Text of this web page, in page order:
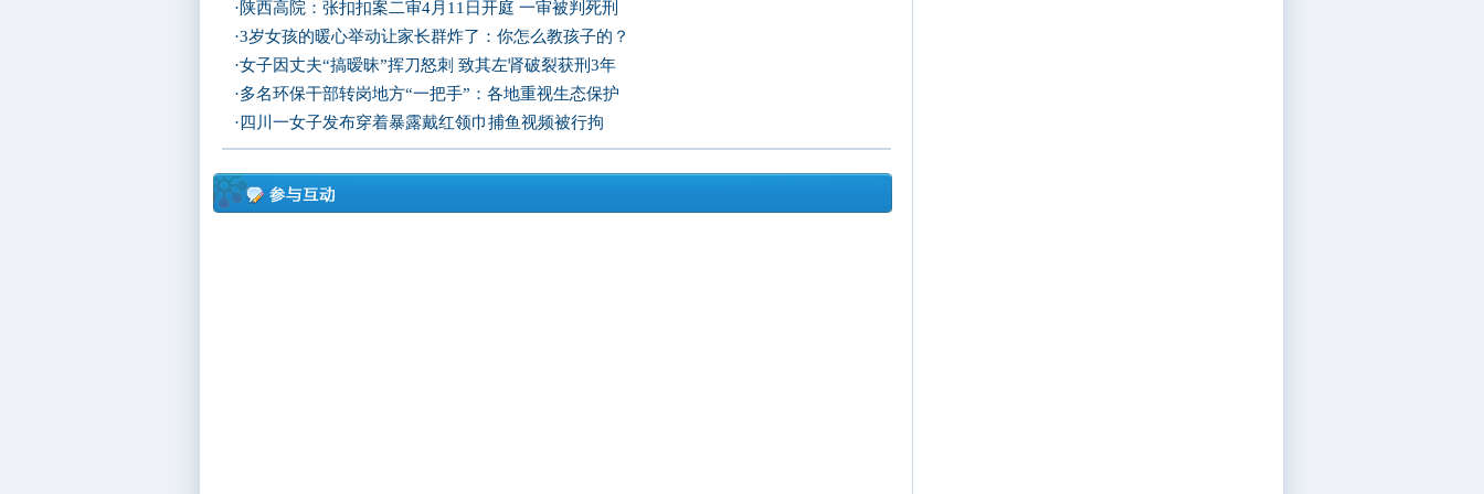
·陕西高院：张扣扣案二审4月11日开庭 一审被判死刑
·3岁女孩的暖心举动让家长群炸了：你怎么教孩子的？
·女子因丈夫“搞暧昧”挥刀怒刺 致其左肾破裂获刑3年
·多名环保干部转岗地方“一把手”：各地重视生态保护
· 四川一女子发布穿着暴露戴红领巾捕鱼视频被行拘